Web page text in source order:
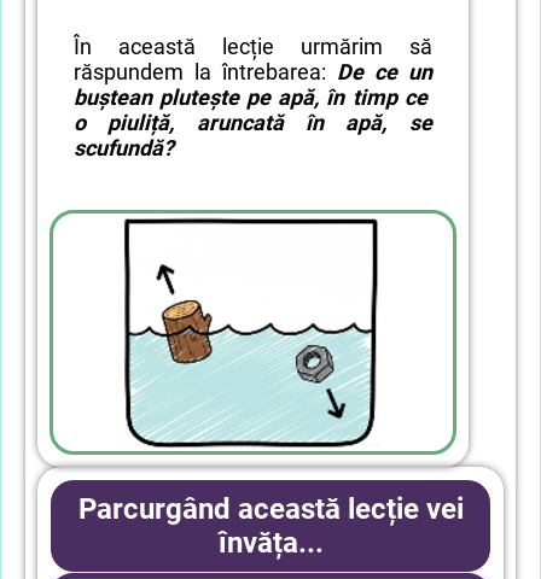
În această lecție urmărim să
răspundem la întrebarea: De ce un
buștean plutește pe apă, în timp ce
o piuliță, aruncată în apă, se
scufundă?
Parcurgând această lecție vei
învăța...